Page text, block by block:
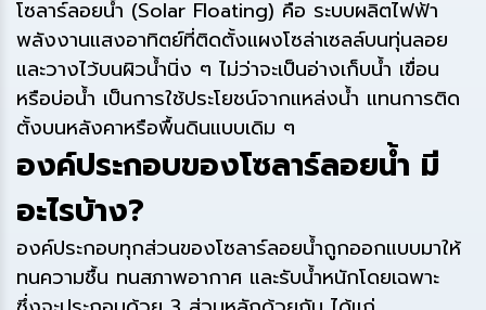
โซลาร์ลอยน้ำ (Solar Floating) คือ ระบบผลิตไฟฟ้า
พลังงานแสงอาทิตย์ที่ติดตั้งแผงโซล่าเซลล์บนทุ่นลอย
และวางไว้บนผิวน้ำนิ่ง ๆ ไม่ว่าจะเป็นอ่างเก็บน้ำ เขื่อน
หรือบ่อน้ำ เป็นการใช้ประโยชน์จากแหล่งน้ำ แทนการติด
ตั้งบนหลังคาหรือพื้นดินแบบเดิม ๆ
องค์ประกอบของโซลาร์ลอยน้ำ มี
อะไรบ้าง?
องค์ประกอบทุกส่วนของโซลาร์ลอยน้ำถูกออกแบบมาให้
ทนความชื้น ทนสภาพอากาศ และรับน้ำหนักโดยเฉพาะ